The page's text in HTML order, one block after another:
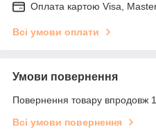
Оплата картою Visa,
Всі умови оплати
Умови повернення
Повернення товару впродовж
Всі умови повернення